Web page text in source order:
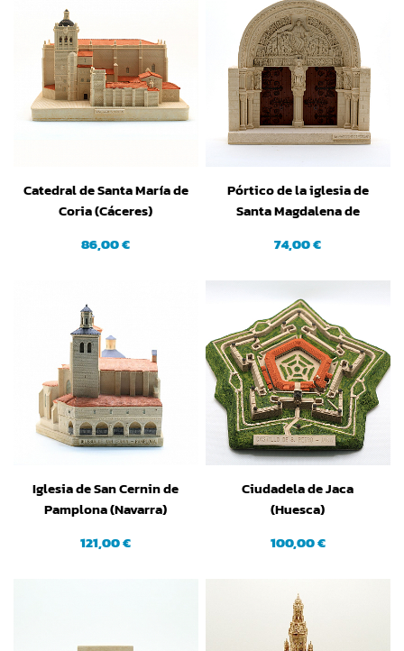
Catedral de Santa María de
Coria (Cáceres)
86,00 €
Pórtico de la iglesia de
Santa Magdalena de
74,00 €
Iglesia de San Cernin de
Pamplona (Navarra)
121,00 €
Ciudadela de Jaca
(Huesca)
100,00 €